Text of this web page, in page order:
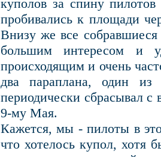
куполов за спину
пробивались к площади
Внизу же все
большим интересом и
происходящим и очень
два параплана, один
периодически сбрасывал с
9-му Мая.
Кажется, мы - пилоты в
что хотелось купол, хотя